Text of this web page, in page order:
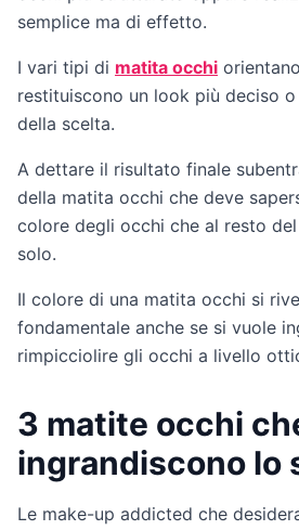
semplice ma di effetto.
I vari tipi di matita occhi
restituiscono un look più deciso
della scelta.
A dettare il risultato finale
della matita occhi che deve
colore degli occhi che al resto
solo.
Il colore di una matita occhi si
fondamentale anche se si vuole
rimpicciolire gli occhi a livello
3 matite occhi
ingrandiscono lo
Le make-up addicted che